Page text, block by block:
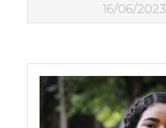
16/06/2023